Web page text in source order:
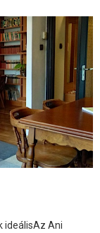
ideálisAz Ani